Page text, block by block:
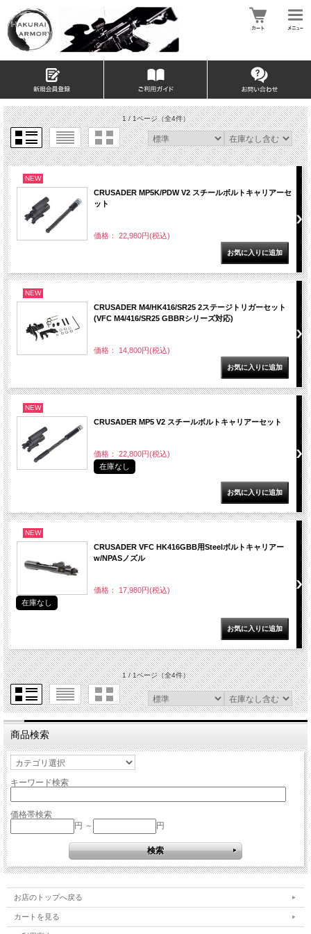
1 / 1ページ（全4件）
NEW
CRUSADER MP5K/PDW V2 スチールボルトキャリアーセ
ット
価格： 22,980円(税込)
NEW
CRUSADER M4/HK416/SR25 2ステージトリガーセット
(VFC M4/416/SR25 GBBRシリーズ対応)
価格： 14,800円(税込)
NEW
CRUSADER MP5 V2 スチールボルトキャリアーセット
価格： 22,800円(税込)
在庫なし
NEW
CRUSADER VFC HK416GBB用Steelボルトキャリアー
w/NPASノズル
価格： 17,980円(税込)
在庫なし
1 / 1ページ（全4件）
商品検索
キーワード検索
価格帯検索
円 ～
円
お店のトップへ戻る
カートを見る